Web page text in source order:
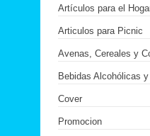
Artículos para el
Articulos para Picnic
Avenas, Cereales y
Bebidas Alcohólicas
Cover
Promocion